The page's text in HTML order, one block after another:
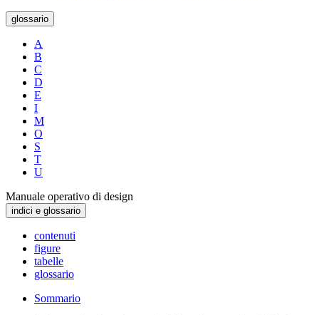
glossario
A
B
C
D
E
I
M
O
S
T
U
Manuale operativo di design
indici e glossario
contenuti
figure
tabelle
glossario
Sommario